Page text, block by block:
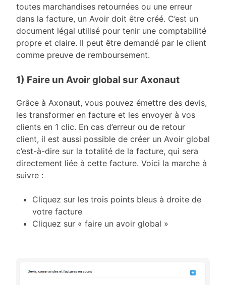
toutes marchandises retournées ou une erreur
dans la facture, un Avoir doit être créé. C’est un
document légal utilisé pour tenir une comptabilité
propre et claire. Il peut être demandé par le client
comme preuve de remboursement.
1) Faire un Avoir global sur Axonaut
Grâce à Axonaut, vous pouvez émettre des devis,
les transformer en facture et les envoyer à vos
clients en 1 clic. En cas d’erreur ou de retour
client, il est aussi possible de créer un Avoir global
c’est-à-dire sur la totalité de la facture, qui sera
directement liée à cette facture. Voici la marche à
suivre :
Cliquez sur les trois points bleus à droite de
votre facture
Cliquez sur « faire un avoir global »